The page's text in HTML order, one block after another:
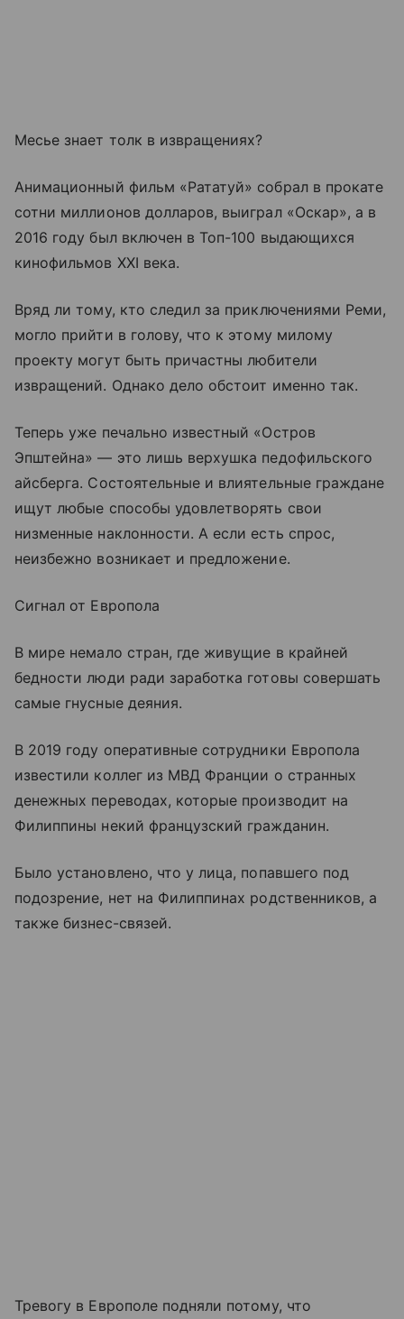
Месье знает толк в извращениях?
Анимационный фильм «Рататуй» собрал в прокате
сотни миллионов долларов, выиграл «Оскар», а в
2016 году был включен в Топ-100 выдающихся
кинофильмов XXI века.
Вряд ли тому, кто следил за приключениями Реми,
могло прийти в голову, что к этому милому
проекту могут быть причастны любители
извращений. Однако дело обстоит именно так.
Теперь уже печально известный «Остров
Эпштейна» — это лишь верхушка педофильского
айсберга. Состоятельные и влиятельные граждане
ищут любые способы удовлетворять свои
низменные наклонности. А если есть спрос,
неизбежно возникает и предложение.
Сигнал от Европола
В мире немало стран, где живущие в крайней
бедности люди ради заработка готовы совершать
самые гнусные деяния.
В 2019 году оперативные сотрудники Европола
известили коллег из МВД Франции о странных
денежных переводах, которые производит на
Филиппины некий французский гражданин.
Было установлено, что у лица, попавшего под
подозрение, нет на Филиппинах родственников, а
также бизнес-связей.
Тревогу в Европоле подняли потому, что